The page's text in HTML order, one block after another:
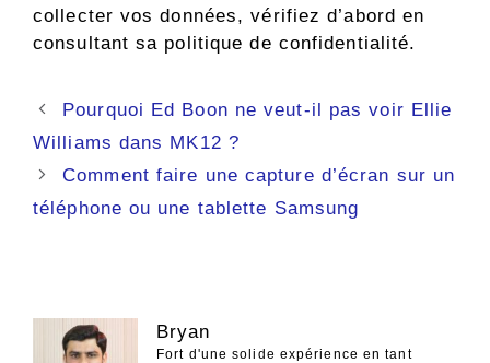
collecter vos données, vérifiez d’abord en
consultant sa politique de confidentialité.
Navigation
des
Pourquoi Ed Boon ne veut-il pas voir Ellie
Williams dans MK12 ?
Comment faire une capture d’écran sur un
téléphone ou une tablette Samsung
Bryan
Fort d'une solide expérience en tant